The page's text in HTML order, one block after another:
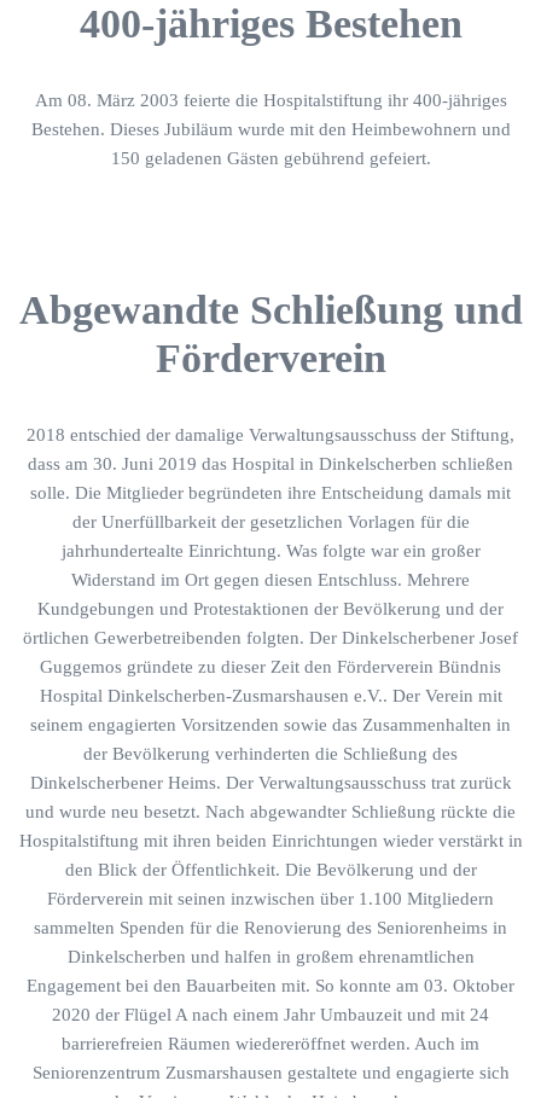
400-jähriges Bestehen
Am 08. März 2003 feierte die Hospitalstiftung ihr 400-jähriges
Bestehen. Dieses Jubiläum wurde mit den Heimbewohnern und
150 geladenen Gästen gebührend gefeiert.
Abgewandte Schließung und
Förderverein
2018 entschied der damalige Verwaltungsausschuss der Stiftung,
dass am 30. Juni 2019 das Hospital in Dinkelscherben schließen
solle. Die Mitglieder begründeten ihre Entscheidung damals mit
der Unerfüllbarkeit der gesetzlichen Vorlagen für die
jahrhundertealte Einrichtung. Was folgte war ein großer
Widerstand im Ort gegen diesen Entschluss. Mehrere
Kundgebungen und Protestaktionen der Bevölkerung und der
örtlichen Gewerbetreibenden folgten. Der Dinkelscherbener Josef
Guggemos gründete zu dieser Zeit den Förderverein Bündnis
Hospital Dinkelscherben-Zusmarshausen e.V.. Der Verein mit
seinem engagierten Vorsitzenden sowie das Zusammenhalten in
der Bevölkerung verhinderten die Schließung des
Dinkelscherbener Heims. Der Verwaltungsausschuss trat zurück
und wurde neu besetzt. Nach abgewandter Schließung rückte die
Hospitalstiftung mit ihren beiden Einrichtungen wieder verstärkt in
den Blick der Öffentlichkeit. Die Bevölkerung und der
Förderverein mit seinen inzwischen über 1.100 Mitgliedern
sammelten Spenden für die Renovierung des Seniorenheims in
Dinkelscherben und halfen in großem ehrenamtlichen
Engagement bei den Bauarbeiten mit. So konnte am 03. Oktober
2020 der Flügel A nach einem Jahr Umbauzeit und mit 24
barrierefreien Räumen wiedereröffnet werden. Auch im
Seniorenzentrum Zusmarshausen gestaltete und engagierte sich